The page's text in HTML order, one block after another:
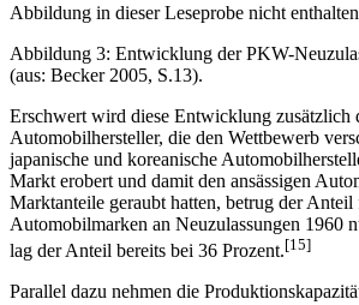
Deutschlands ist das Wachstum seit 2000
Abbildung in dieser Leseprobe nicht enthalten
(aus: Becker 2005, S.13).
Erschwert wird diese Entwicklung zusätzlich
Automobilhersteller, die den Wettbewerb
japanische und koreanische
Markt erobert und damit den ansässigen
Marktanteile geraubt hatten, betrug der Anteil
Automobilmarken an Neuzulassungen 1960
lag der Anteil bereits bei 36 Prozent.[15]